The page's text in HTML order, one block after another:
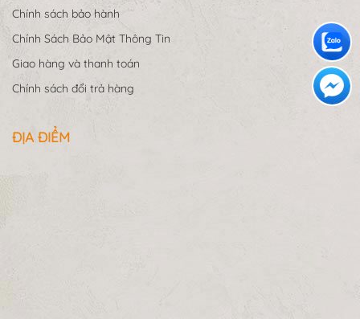
Chính sách bảo hành
Chính Sách Bảo Mật Thông Tin
Giao hàng và thanh toán
Chính sách đổi trả hàng
ĐỊA ĐIỂM